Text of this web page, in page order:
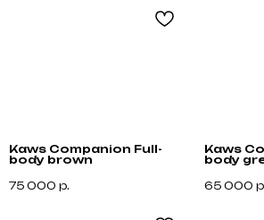
Kaws Companion Full-
body brown
75 000 р.
Kaws
body
65 000
укажите свой размер. Мы свяжемся с Вами для
уточнения деталей и поможем